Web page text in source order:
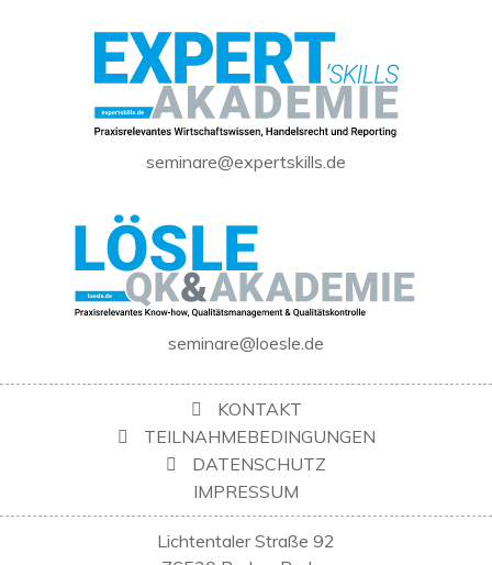
seminare@expertskills.de
seminare@loesle.de
KONTAKT
TEILNAHMEBEDINGUNGEN
DATENSCHUTZ
IMPRESSUM
Lichtentaler Straße 92